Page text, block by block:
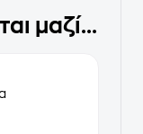
μαζί...